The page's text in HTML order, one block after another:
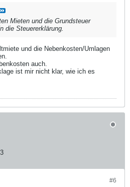
Mieten und die Grundsteuer
die Steuererklärung.
und die Nebenkosten/Umlagen
auch.
ist mir nicht klar, wie ich es
#6